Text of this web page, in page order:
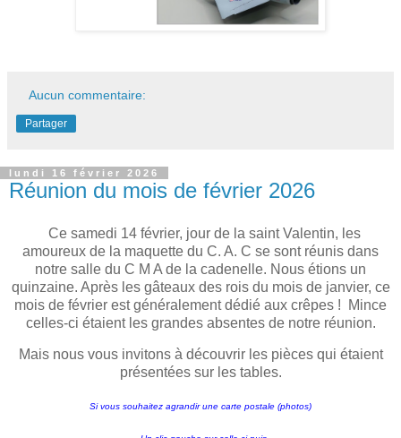
Aucun commentaire:
Partager
lundi 16 février 2026
Réunion du mois de février 2026
Ce samedi 14 février, jour de la saint Valentin, les
amoureux de la maquette du C. A. C se sont réunis dans
notre salle du C M A de la cadenelle. Nous étions un
quinzaine. Après les gâteaux des rois du mois de janvier, ce
mois de février est généralement dédié aux crêpes ! Mince
celles-ci étaient les grandes absentes de notre réunion.
Mais nous vous invitons à découvrir les pièces qui étaient
présentées sur les tables.
Si vous souhaitez agrandir une carte postale (photos)